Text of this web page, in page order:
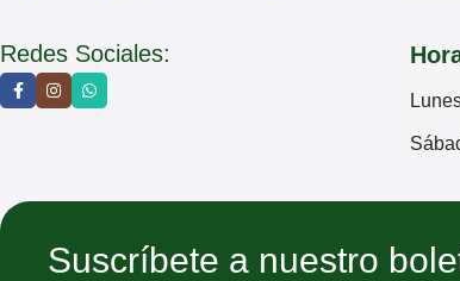
Redes Sociales:
Suscríbete a nuestro